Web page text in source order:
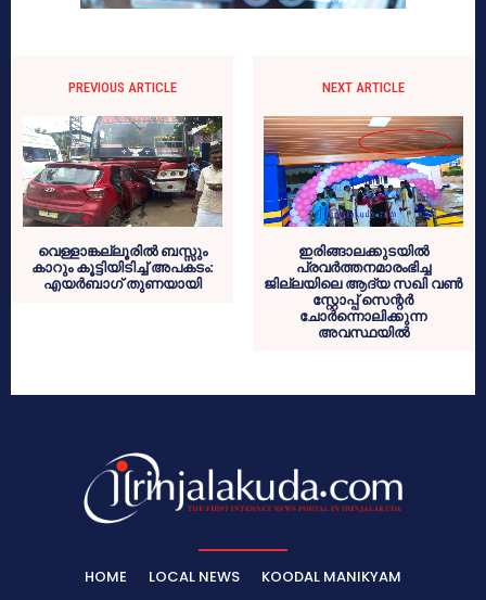
PREVIOUS ARTICLE
വെള്ളാങ്കല്ലൂരില്‍ ബസ്സും
കാറും കൂട്ടിയിടിച്ച് അപകടം:
എയര്‍ബാഗ് തുണയായി
NEXT ARTICLE
ഇരിങ്ങാലക്കുടയില്‍
പ്രവര്‍ത്തനമാരംഭിച്ച
ജില്ലയിലെ ആദ്യ സഖി വണ്‍
സ്റ്റോപ്പ് സെന്റര്‍
ചോര്‍ന്നൊലിക്കുന്ന
അവസ്ഥയില്‍
HOME LOCAL NEWS KOODAL MANIKYAM